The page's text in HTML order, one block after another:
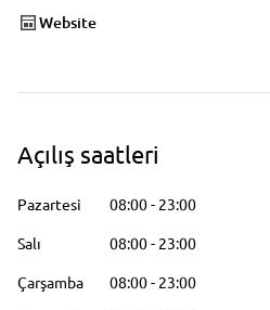
Website
Açılış saatleri
Pazartesi 08:00- 23:00
Salı
08:00- 23:00
Çarşamba
08:00- 23:00